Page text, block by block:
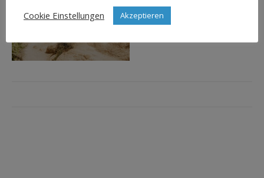
Cookie Einstellungen
Akzeptieren